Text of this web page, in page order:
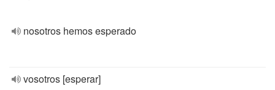
nosotros hemos esperado
vosotros [esperar]